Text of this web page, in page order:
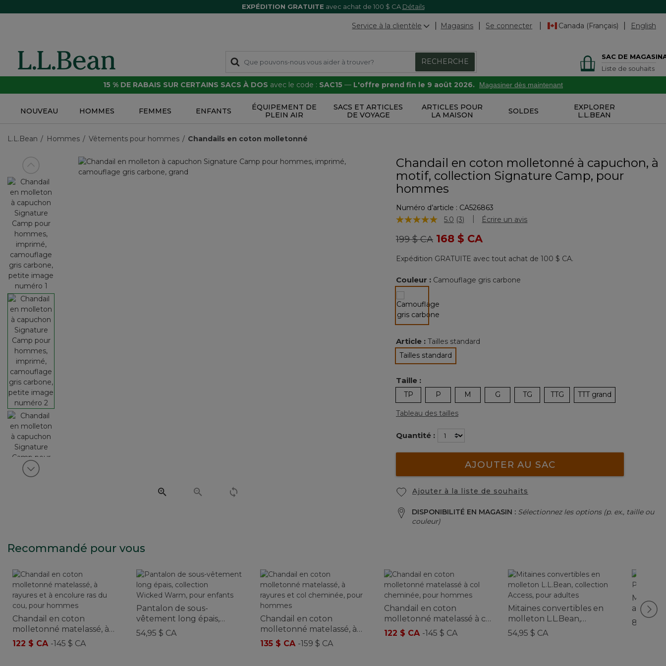
EXPÉDITION GRATUITE avec achat de 100 $ CA Détails
Service à la clientèle Magasins Se connecter Canada (Français) English
RECHERCHE
SAC DE
Liste de souhaits
15 % DE RABAIS SUR CERTAINS SACS À DOS avec le code : SAC15 — L'offre prend fin le 9 août 2026. Magasiner dès maintenant
NOUVEAU HOMMES FEMMES ENFANTS
ÉQUIPEMENT DE
PLEIN AIR
SACS ET ARTICLES
DE VOYAGE
ARTICLES POUR
LA MAISON
SOLDES
EXPLORER
L.L.BEAN
L.L.Bean Hommes Vêtements pour hommes Chandails en coton molletonné
Voir article précédent
Voir article suivant
Chandail en coton molletonné à capuchon, à
motif, collection Signature Camp, pour
hommes
Numéro d’article : CA526863
4,4 sur 5 Évaluation des clients
5.0 Lire
les
3
commentaires.
Lien
vers
même
page.
(3) Écrire un avis
Prix réduit de
199 $ CAà168 $ CA
Expédition GRATUITE avec tout achat de 100 $ CA.
Couleur : Camouflage gris carbone
sélectionné
Article : Tailles standard
Tailles standard
sélectionné
Taille :
TP P M G TG TTG TTT grand
Tableau des tailles
Quantité :
AJOUTER AU SAC
Ajouter à la liste de souhaits
DISPONIBILITÉ EN MAGASIN : Sélectionnez les options (p. ex., taille ou
couleur)
Recommandé pour vous
Chandail en coton
molletonné matelassé, à
rayures et à encolure ras
du cou, pour hommes
122 $ CA -145 $ CA
Pantalon de sous-
vêtement long épais,
collection Wicked Warm,
pour enfants
54,95 $ CA
Chandail en coton
molletonné matelassé, à
rayures et col cheminée,
pour hommes
135 $ CA -159 $ CA
Chandail en coton
molletonné matelassé à col
cheminée, pour hommes
122 $ CA -145 $ CA
Mitaines convertibles en
molleton L.L.Bean,
collection Access, pour
adultes
54,95 $ CA
avec
femmes
89,95 $